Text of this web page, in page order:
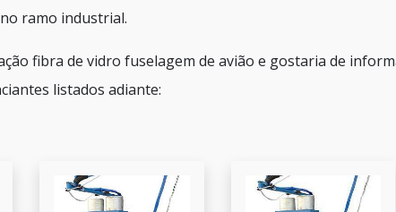
ramo industrial.
fibra de vidro fuselagem de avião e gostaria de
listados adiante: